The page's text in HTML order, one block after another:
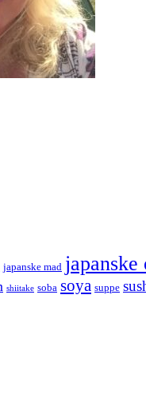
japanske mad
shiitake soba soya suppe